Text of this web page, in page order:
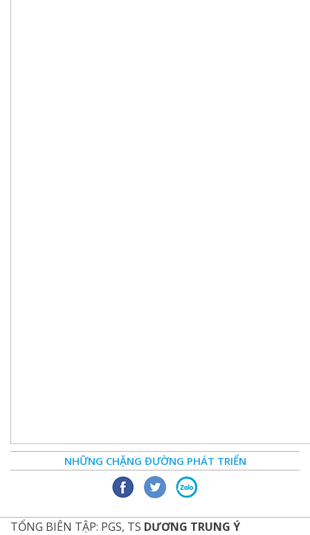
NHỮNG CHẶNG ĐƯỜNG PHÁT TRIỂN
TỔNG BIÊN TẬP: PGS, TS DƯƠNG TRUNG Ý